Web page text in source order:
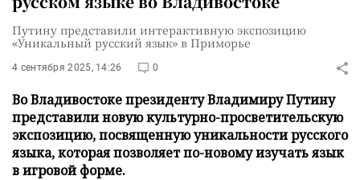
Путину представили интерактивную экспозицию
«Уникальный русский язык» в Приморье
4 сентября 2025, 14:26 0
Во Владивостоке президенту Владимиру Путину
представили новую культурно-просветительскую
экспозицию, посвященную уникальности русского
языка, которая позволяет по-новому изучать язык
в игровой форме.